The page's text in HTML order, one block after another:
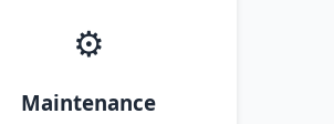
⚙️
Maintenance